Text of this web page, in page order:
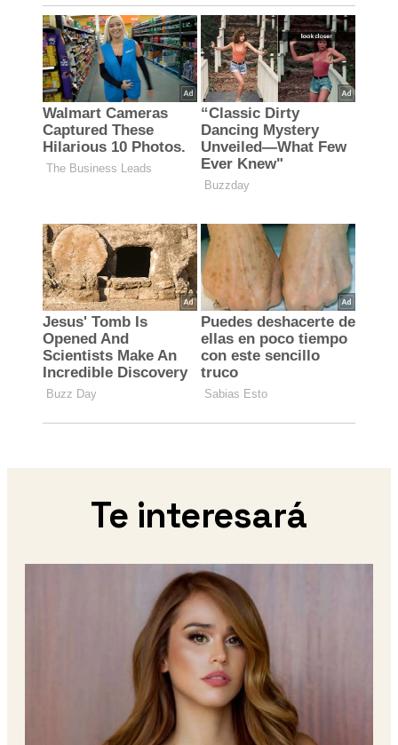
Te interesará